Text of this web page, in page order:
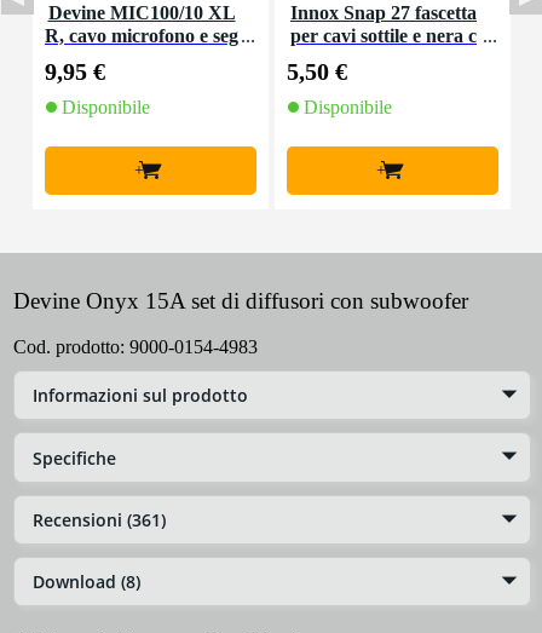
Devine MIC100/10 XL
R, cavo microfono e seg
9,95 €
Disponibile
+
Innox Snap 27 fascetta
per cavi sottile e nera c
(10 pezzi)
5,50 €
Disponibile
+
Devine Onyx 15A set di diffusori con subwoofer
Cod. prodotto: 9000-0154-4983
Informazioni sul prodotto
Specifiche
Recensioni (361)
Download (8)